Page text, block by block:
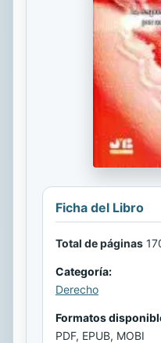
Ficha del Libro
Total de páginas
Categoría:
Derecho
Formatos
PDF, EPUB, MOBI